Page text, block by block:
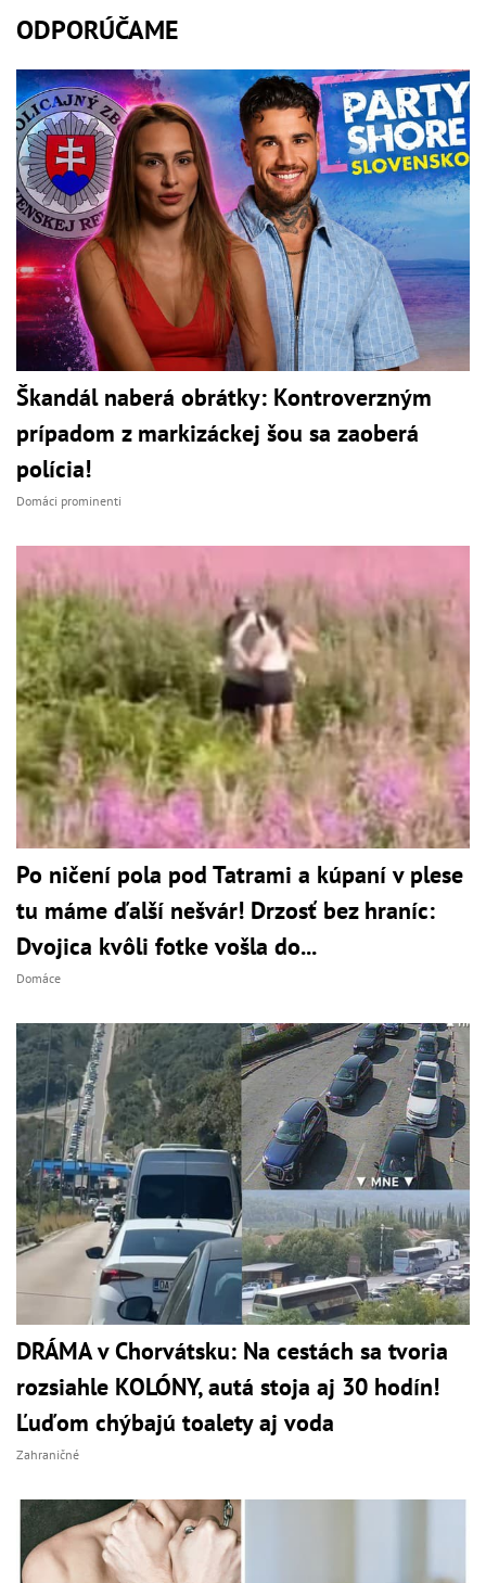
ODPORÚČAME
Škandál naberá obrátky: Kontroverzným
prípadom z markizáckej šou sa zaoberá
polícia!
Domáci prominenti
Po ničení pola pod Tatrami a kúpaní v plese
tu máme ďalší nešvár! Drzosť bez hraníc:
Dvojica kvôli fotke vošla do...
Domáce
DRÁMA v Chorvátsku: Na cestách sa tvoria
rozsiahle KOLÓNY, autá stoja aj 30 hodín!
Ľuďom chýbajú toalety aj voda
Zahraničné